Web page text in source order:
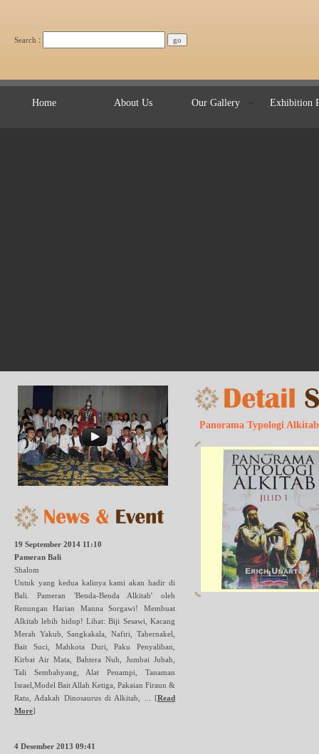
Search :
Home About Us Our Gallery Exhibition
19 September 2014 11:10
Pameran Bali
Shalom
Untuk yang kedua kalinya kami akan hadir di
Bali. Pameran 'Benda-Benda Alkitab' oleh
Renungan Harian Manna Sorgawi! Membuat
Alkitab lebih hidup! Lihat: Biji Sesawi, Kacang
Merah Yakub, Sangkakala, Nafiri, Tabernakel,
Bait Suci, Mahkota Duri, Paku Penyaliban,
Kirbat Air Mata, Bahtera Nuh, Jumbai Jubah,
Tali Sembahyang, Alat Penampi, Tanaman
Israel,Model Bait Allah Ketiga, Pakaian Firaun &
Ratu, Adakah Dinosaurus di Alkitab, ... [Read
More]
4 Desember 2013 09:41
Panorama Typologi